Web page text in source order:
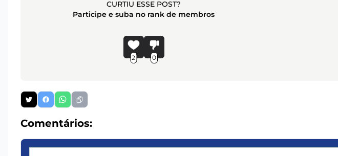
CURTIU ESSE POST?
Participe e suba no rank de membros
2 0
Comentários: